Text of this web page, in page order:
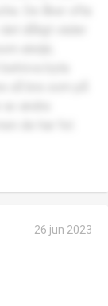
26 jun 2023